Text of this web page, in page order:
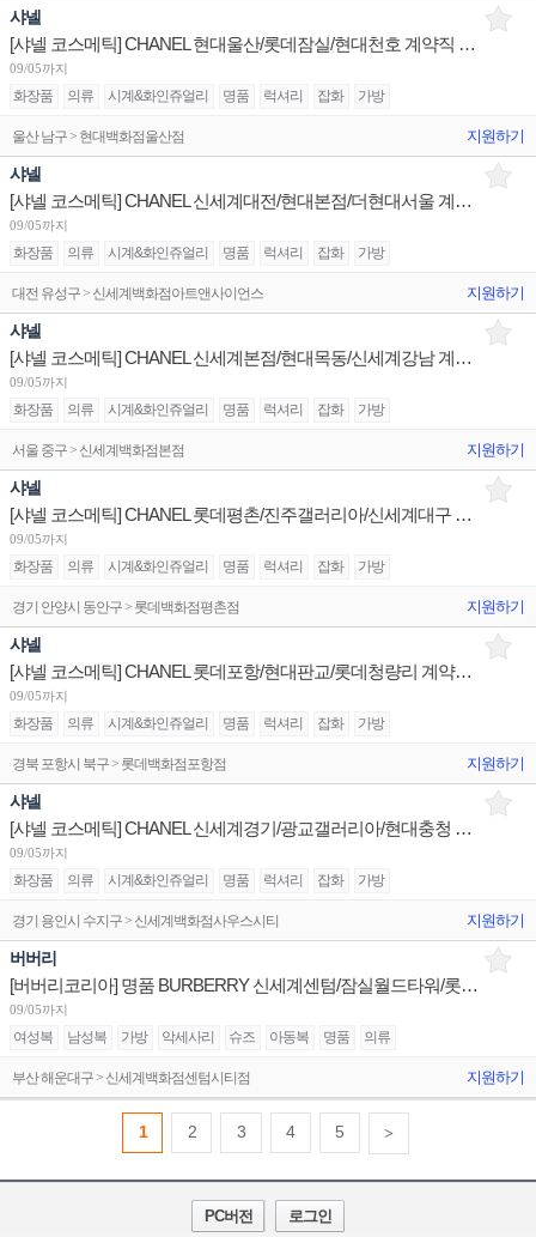
샤넬
[샤넬 코스메틱] CHANEL 현대울산/롯데잠실/현대천호 계약직 뷰티 어드바이저 채용
09/05까지
화장품 의류 시계&화인쥬얼리 명품 럭셔리 잡화 가방
울산 남구 > 현대백화점울산점 지원하기
샤넬
[샤넬 코스메틱] CHANEL 신세계대전/현대본점/더현대서울 계약직 뷰티 어드바이저 채용
09/05까지
화장품 의류 시계&화인쥬얼리 명품 럭셔리 잡화 가방
대전 유성구 > 신세계백화점아트앤사이언스 지원하기
샤넬
[샤넬 코스메틱] CHANEL 신세계본점/현대목동/신세계강남 계약직 뷰티 어드바이저 채용
09/05까지
화장품 의류 시계&화인쥬얼리 명품 럭셔리 잡화 가방
서울 중구 > 신세계백화점본점 지원하기
샤넬
[샤넬 코스메틱] CHANEL 롯데평촌/진주갤러리아/신세계대구 뷰티 어드바이저 채용
09/05까지
화장품 의류 시계&화인쥬얼리 명품 럭셔리 잡화 가방
경기 안양시 동안구 > 롯데백화점평촌점 지원하기
샤넬
[샤넬 코스메틱] CHANEL 롯데포항/현대판교/롯데청량리 계약직 뷰티 어드바이저 채용
09/05까지
화장품 의류 시계&화인쥬얼리 명품 럭셔리 잡화 가방
경북 포항시 북구 > 롯데백화점포항점 지원하기
샤넬
[샤넬 코스메틱] CHANEL 신세계경기/광교갤러리아/현대충청 계약직 뷰티 어드바이저 채용
09/05까지
화장품 의류 시계&화인쥬얼리 명품 럭셔리 잡화 가방
경기 용인시 수지구 > 신세계백화점사우스시티 지원하기
버버리
[버버리코리아] 명품 BURBERRY 신세계센텀/잠실월드타워/롯데본점 판매사원 채용
09/05까지
여성복 남성복 가방 악세사리 슈즈 아동복 명품 의류
부산 해운대구 > 신세계백화점센텀시티점 지원하기
1 2 3 4 5 >
PC버전 로그인